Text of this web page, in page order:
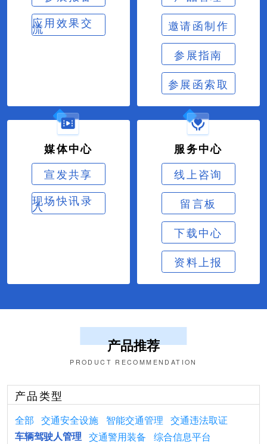
应用效果交
流
邀请函制作
参展指南
参展函索取
媒体中心
宣发共享
现场快讯录
入
服务中心
线上咨询
留言板
下载中心
资料上报
产品推荐
PRODUCT RECOMMENDATION
产品类型
全部 交通安全设施 智能交通管理
交通违法取证
车辆驾驶人管理
交通警用装备
综合信息平台